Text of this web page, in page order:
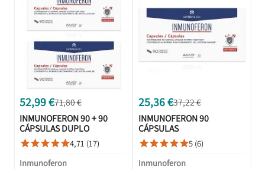
52,99 €71,80 €
INMUNOFERON 90 + 90
CÁPSULAS DUPLO
PROMOCIÓN
4,71 (17)
Inmunoferon
25,36 €37,22 €
INMUNOFERON 90
CÁPSULAS
5 (6)
Inmunoferon